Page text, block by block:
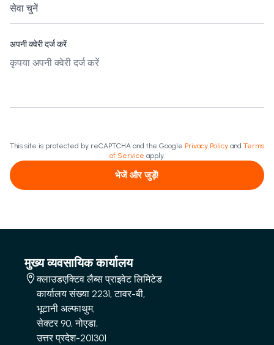
अपनी क्वेरी दर्ज करें
This site is protected by reCAPTCHA and the Google Privacy Policy and Terms
of Service apply.
भेजें और जुड़ें!
मुख्य व्यवसायिक कार्यालय
क्लाउडएक्टिव लैब्स प्राइवेट लिमिटेड
कार्यालय संख्या 2231, टावर-बी,
भूटानी अल्फाथुम,
सेक्टर 90, नोएडा,
उत्तर प्रदेश-201301